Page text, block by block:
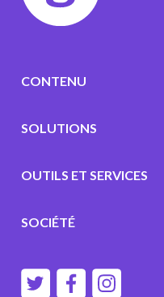
CONTENU
SOLUTIONS
OUTILS ET SERVICES
SOCIÉTÉ